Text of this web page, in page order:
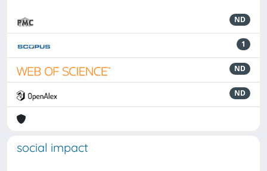
ND
1
ND
ND
social impact